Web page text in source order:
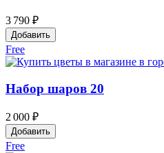
3 790 ₽
Добавить
Free
Набор шаров 20
2 000 ₽
Добавить
Free